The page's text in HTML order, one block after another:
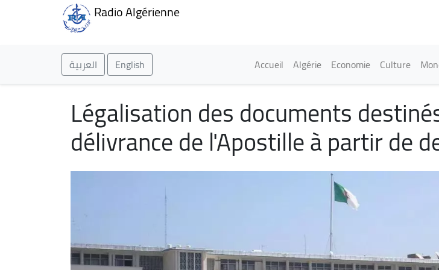
Radio Algérienne
العربية English Main navigation
Accueil Algérie Economie Culture
Légalisation des documents
délivrance de l'Apostille à partir de